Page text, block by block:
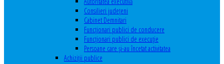
Consilieri judeţeni
Cabinet Demnitari
Funcţionari publici de conducere
Funcționari publici de execuție
Persoane care şi-au încetat activitatea
Achiziţii publice